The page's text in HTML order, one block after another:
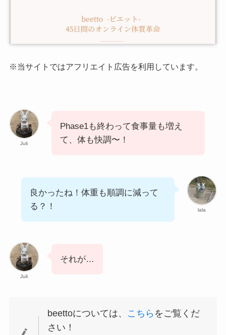
※当サイトではアフリエイト広告を利用しています。
Juli
Phase1も終わって食事量も増え
て、体も快調〜！
lala
良かったね！体重も順調に減って
る？！
Juli
それが…
beettoについては、 こちら をご覧くだ
さい！